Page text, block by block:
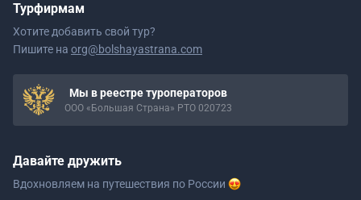
Турфирмам
Хотите добавить свой тур?
Пишите на org@bolshayastrana.com
Мы в реестре туроператоров
ООО «Большая Страна» РТО 020723
Давайте дружить
Вдохновляем на путешествия по России